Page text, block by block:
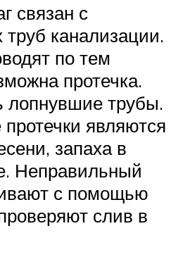
связан с
труб канализации.
по тем
протечка.
лопнувшие трубы.
являются
запаха в
Неправильный
с помощью
слив в